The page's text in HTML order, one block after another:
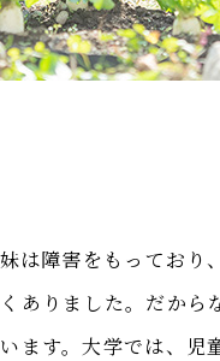
は障害をもってお
ありました。だか
ます。大学では、児